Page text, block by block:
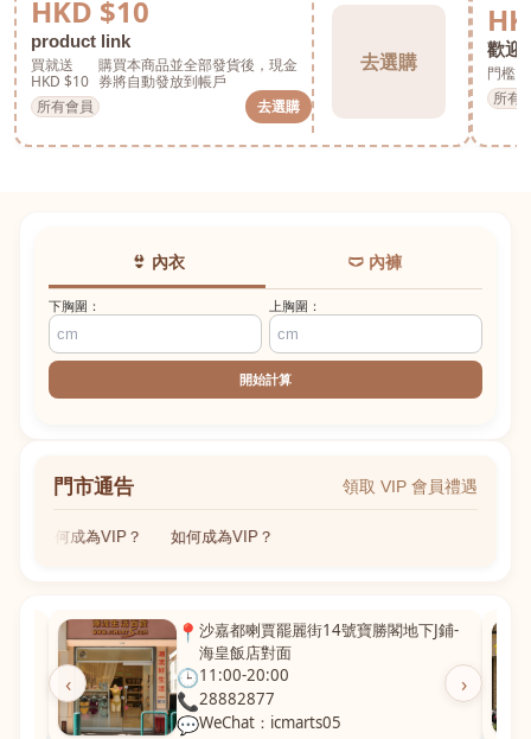
HKD $10
product link
買就送
HKD $10
購買本商品並全部發貨後，現金
券將自動發放到帳戶
所有會員
去選購
去選購
歡迎
門檻
所有
👙 內衣 🩲 內褲
下胸圍： 上胸圍：
開始計算
門市通告 領取 VIP 會員禮遇
如何成為VIP？ 如何成為VIP？
‹ ›
📍 沙嘉都喇賈罷麗街14號寶勝閣地下J鋪-
海皇飯店對面
🕒11:00-20:00
📞28882877
💬WeChat：icmarts05